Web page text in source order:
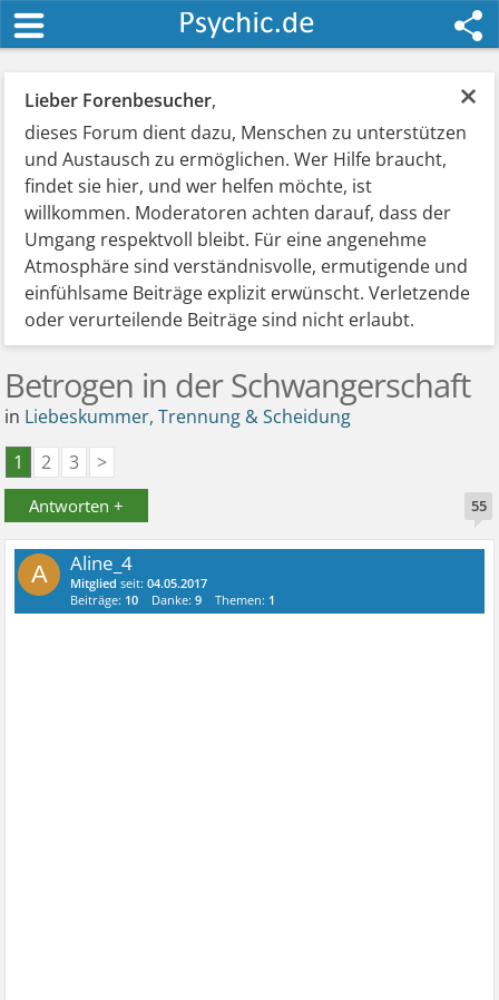
×
Lieber Forenbesucher,
dieses Forum dient dazu, Menschen zu unterstützen
und Austausch zu ermöglichen. Wer Hilfe braucht,
findet sie hier, und wer helfen möchte, ist
willkommen. Moderatoren achten darauf, dass der
Umgang respektvoll bleibt. Für eine angenehme
Atmosphäre sind verständnisvolle, ermutigende und
einfühlsame Beiträge explizit erwünscht. Verletzende
oder verurteilende Beiträge sind nicht erlaubt.
Betrogen in der Schwangerschaft
in Liebeskummer, Trennung & Scheidung
1
2 3 >
Antworten + 55
A Aline_4
Mitglied seit:04.05.2017
Beiträge: 10 Danke:9 Themen: 1